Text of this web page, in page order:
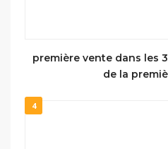
première vente dans les
de la
4